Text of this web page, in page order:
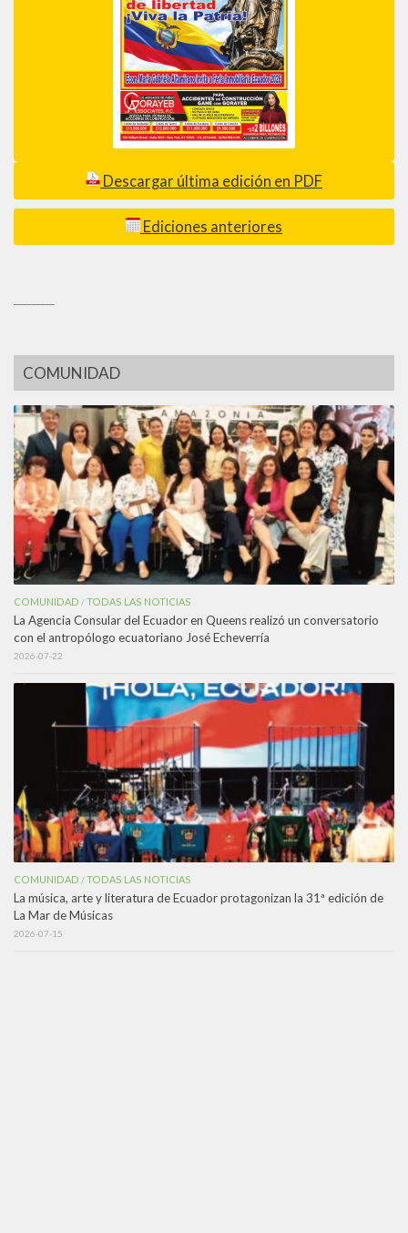
Descargar última edición en PDF
Ediciones anteriores
COMUNIDAD
COMUNIDAD /TODAS LAS NOTICIAS
La Agencia Consular del Ecuador en Queens realizó un conversatorio
con el antropólogo ecuatoriano José Echeverría
2026-07-22
COMUNIDAD /TODAS LAS NOTICIAS
La música, arte y literatura de Ecuador protagonizan la 31ª edición de
La Mar de Músicas
2026-07-15